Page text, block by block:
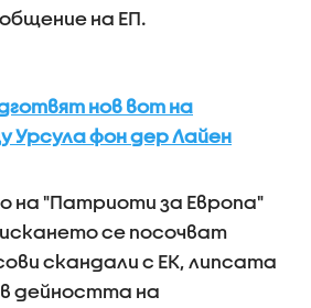
на ЕП.
нов вот на
Урсула фон дер Лайен
на "Патриоти за Европа"
се посочват
скандали с ЕК, липсата
дейността на